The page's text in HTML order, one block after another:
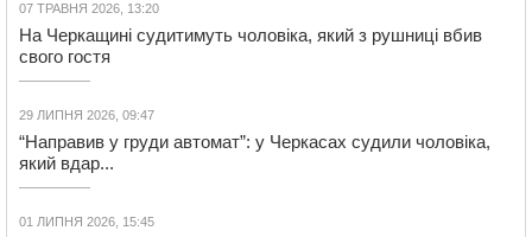
07 ТРАВНЯ 2026, 13:20
На Черкащині судитимуть чоловіка, який з рушниці вбив
свого гостя
29 ЛИПНЯ 2026, 09:47
“Направив у груди автомат”: у Черкасах судили чоловіка,
який вдар...
01 ЛИПНЯ 2026, 15:45